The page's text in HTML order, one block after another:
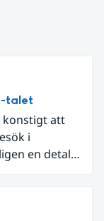
talet
konstigt att
i
en detalj